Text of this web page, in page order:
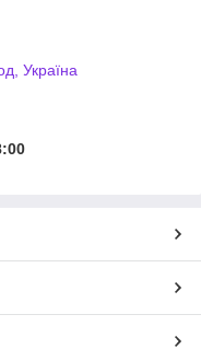
Україна